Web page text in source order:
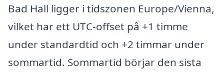
Bad Hall ligger i tidszonen Europe/Vienna,
vilket har ett UTC-offset på +1 timme
under standardtid och +2 timmar under
sommartid. Sommartid börjar den sista